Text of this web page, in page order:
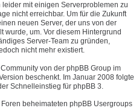
mit einigen Serverproblemen zu
nicht erreichbar. Um für die Zukunft
neuen Server, der uns von der
wurde, um. Vor diesem Hintergrund
Server-Team zu gründen,
nicht mehr existiert.
von der phpBB Group im
beschenkt. Im Januar 2008 folgte
Schnelleinstieg für phpBB 3.
beheimateten phpBB Usergroups